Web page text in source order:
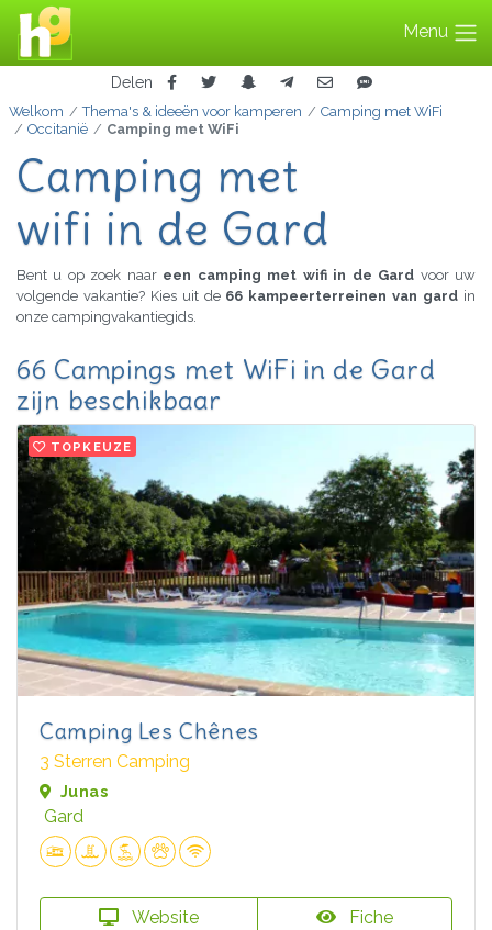
Menu
Delen
Welkom Thema's & ideeën voor kamperen
Camping met WiFi
Occitanië
Camping met WiFi
Camping met
wifi in de Gard
Bent u op zoek naar een camping met wifi in de Gard voor uw
volgende vakantie? Kies uit de 66 kampeerterreinen van gard in
onze campingvakantiegids.
66 Campings met WiFi in de Gard
zijn beschikbaar
TOPKEUZE
Camping Les Chênes
3 Sterren Camping
Junas
Gard
Website Fiche